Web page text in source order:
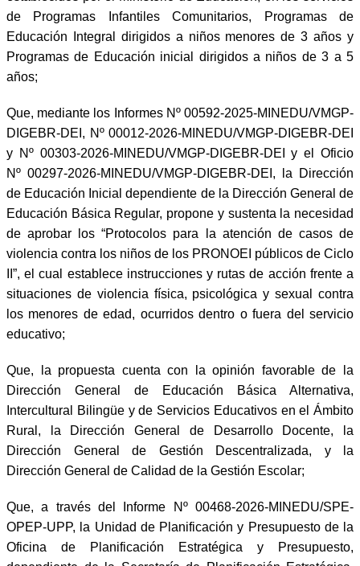
de Programas Infantiles Comunitarios, Programas de
Educación Integral dirigidos a niños menores de 3 años y
Programas de Educación inicial dirigidos a niños de 3 a 5
años;
Que, mediante los Informes Nº 00592-2025-MINEDU/VMGP-
DIGEBR-DEI, Nº 00012-2026-MINEDU/VMGP-DIGEBR-DEI
y Nº 00303-2026-MINEDU/VMGP-DIGEBR-DEI y el Oficio
Nº 00297-2026-MINEDU/VMGP-DIGEBR-DEI, la Dirección
de Educación Inicial dependiente de la Dirección General de
Educación Básica Regular, propone y sustenta la necesidad
de aprobar los “Protocolos para la atención de casos de
violencia contra los niños de los PRONOEI públicos de Ciclo
II”, el cual establece instrucciones y rutas de acción frente a
situaciones de violencia física, psicológica y sexual contra
los menores de edad, ocurridos dentro o fuera del servicio
educativo;
Que, la propuesta cuenta con la opinión favorable de la
Dirección General de Educación Básica Alternativa,
Intercultural Bilingüe y de Servicios Educativos en el Ámbito
Rural, la Dirección General de Desarrollo Docente, la
Dirección General de Gestión Descentralizada, y la
Dirección General de Calidad de la Gestión Escolar;
Que, a través del Informe Nº 00468-2026-MINEDU/SPE-
OPEP-UPP, la Unidad de Planificación y Presupuesto de la
Oficina de Planificación Estratégica y Presupuesto,